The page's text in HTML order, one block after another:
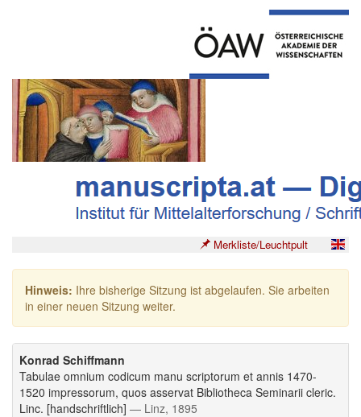
Merkliste/Leuchtpult
Hinweis: Ihre bisherige Sitzung ist abgelaufen. Sie arbeiten
in einer neuen Sitzung weiter.
Konrad Schiffmann
Tabulae omnium codicum manu scriptorum et annis 1470-
1520 impressorum, quos asservat Bibliotheca Seminarii cleric.
Linc. [handschriftlich] — Linz, 1895